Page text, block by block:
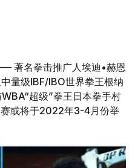
著名拳击推广人埃迪•赫恩
量级IBF/IBO世界拳王根纳
超级”拳王日本拳手村
或将于2022年3-4月份举